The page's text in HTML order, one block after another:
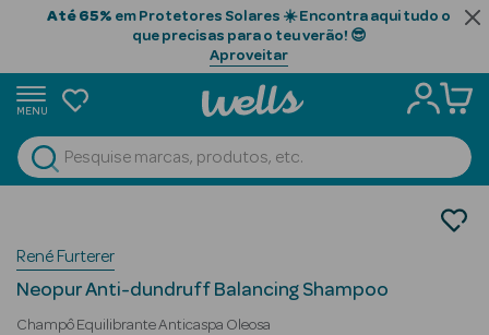
Até 65% em Protetores Solares ☀️ Encontra aqui tudo o
que precisas para o teu verão! 😎
Aproveitar
MENU
Ver Tudo
Beauty Season
Cabelo
Profissional
Champôs
René Furterer
Neopur Anti-dundruff Balancing Shampoo
Champô Equilibrante Anticaspa Oleosa